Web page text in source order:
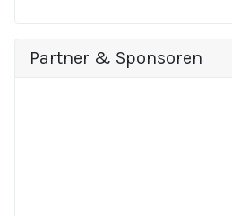
Partner & Sponsoren